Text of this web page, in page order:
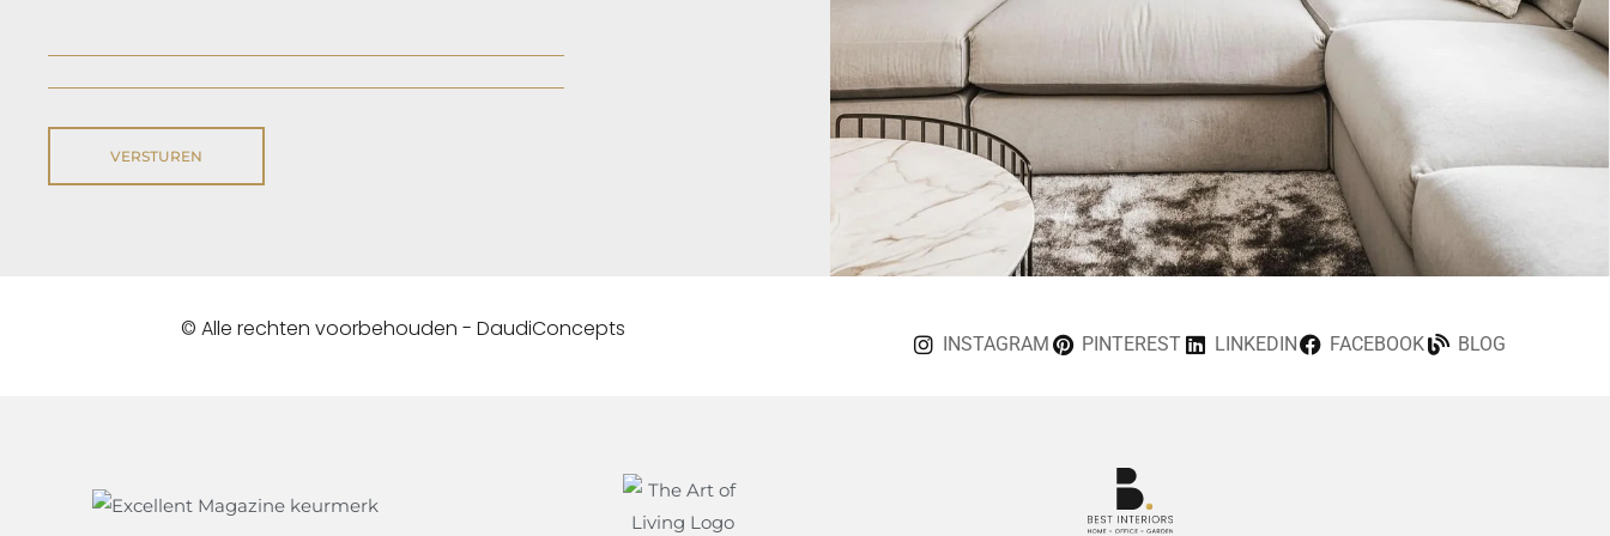
© Alle rechten voorbehouden - DaudiConcepts
INSTAGRAM PINTEREST LINKEDIN FACEBOOK BLOG